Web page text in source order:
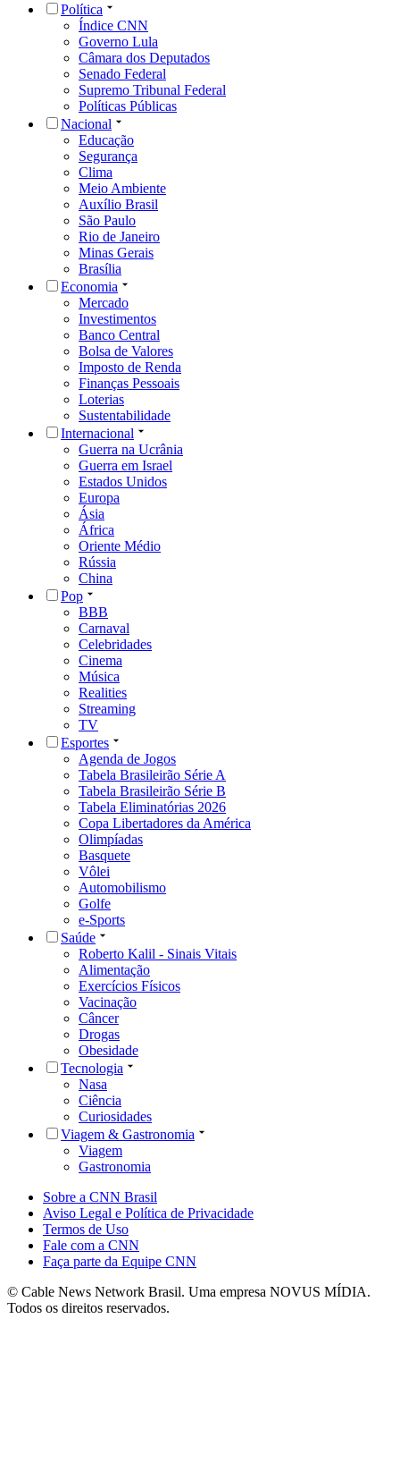
Política
Índice CNN
Governo Lula
Câmara dos Deputados
Senado Federal
Supremo Tribunal Federal
Políticas Públicas
Nacional
Educação
Segurança
Clima
Meio Ambiente
Auxílio Brasil
São Paulo
Rio de Janeiro
Minas Gerais
Brasília
Economia
Mercado
Investimentos
Banco Central
Bolsa de Valores
Imposto de Renda
Finanças Pessoais
Loterias
Sustentabilidade
Internacional
Guerra na Ucrânia
Guerra em Israel
Estados Unidos
Europa
Ásia
África
Oriente Médio
Rússia
China
Pop
BBB
Carnaval
Celebridades
Cinema
Música
Realities
Streaming
TV
Esportes
Agenda de Jogos
Tabela Brasileirão Série A
Tabela Brasileirão Série B
Tabela Eliminatórias 2026
Copa Libertadores da América
Olimpíadas
Basquete
Vôlei
Automobilismo
Golfe
e-Sports
Saúde
Roberto Kalil - Sinais Vitais
Alimentação
Exercícios Físicos
Vacinação
Câncer
Drogas
Obesidade
Tecnologia
Nasa
Ciência
Curiosidades
Viagem & Gastronomia
Viagem
Gastronomia
Sobre a CNN Brasil
Aviso Legal e Política de Privacidade
Termos de Uso
Fale com a CNN
Faça parte da Equipe CNN
© Cable News Network Brasil. Uma empresa NOVUS MÍDIA.
Todos os direitos reservados.